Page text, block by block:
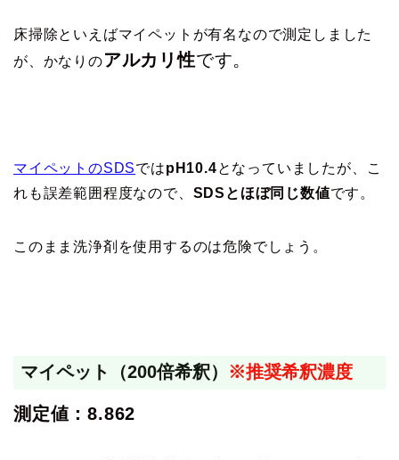
床掃除といえばマイペットが有名なので測定しました
が、かなりのアルカリ性です。
マイペットのSDSではpH10.4となっていましたが、こ
れも誤差範囲程度なので、 SDSとほぼ同じ数値です。
このまま洗浄剤を使用するのは危険でしょう。
マイペット（200倍希釈） ※推奨希釈濃度
測定値：8.862